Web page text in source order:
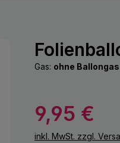
Gas: ohne Ballongas
Regulärer Preis:
9,95 €
inkl. MwSt. zzgl.